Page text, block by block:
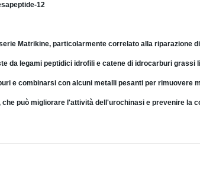
12
Matrikine, particolarmente correlato alla riparazione
da legami peptidici idrofili e catene di idrocarburi
e combinarsi con alcuni metalli pesanti per
può migliorare l'attività dell'urochinasi e prevenire la